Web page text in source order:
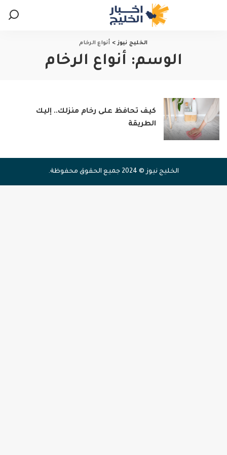
الخليج نيوز> أنواع الرخام
الوسم: أنواع الرخام
كيف تحافظ على رخام منزلك.. إليك
الطريقة
الخليج نيوز © 2024 جميع الحقوق محفوظة.